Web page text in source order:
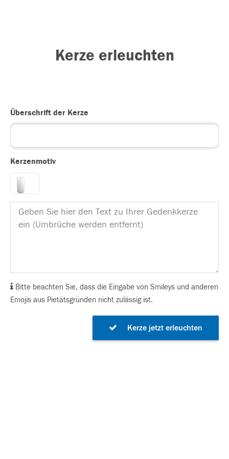
Kerze erleuchten
Überschrift der Kerze
Kerzenmotiv
Bitte beachten Sie, dass die Eingabe von Smileys und anderen
Emojis aus Pietätsgründen nicht zulässig ist.
Kerze jetzt erleuchten